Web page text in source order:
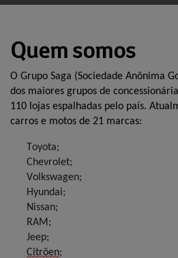
Quem somos
O Grupo Saga (Sociedade Anônima
dos maiores grupos de
110 lojas espalhadas pelo país.
carros e motos de 21 marcas:
Toyota;
Chevrolet;
Volkswagen;
Hyundai;
Nissan;
RAM;
Jeep;
Citröen;